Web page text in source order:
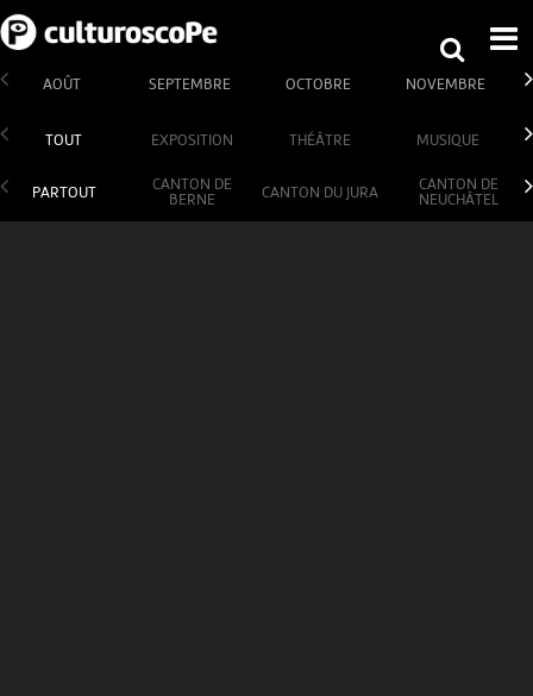
AOÛT SEPTEMBRE OCTOBRE NOVEMBRE
TOUT EXPOSITION THÉÂTRE MUSIQUE
PARTOUT
CANTON DE
BERNE
CANTON DU JURA
CANTON DE
NEUCHÂTEL